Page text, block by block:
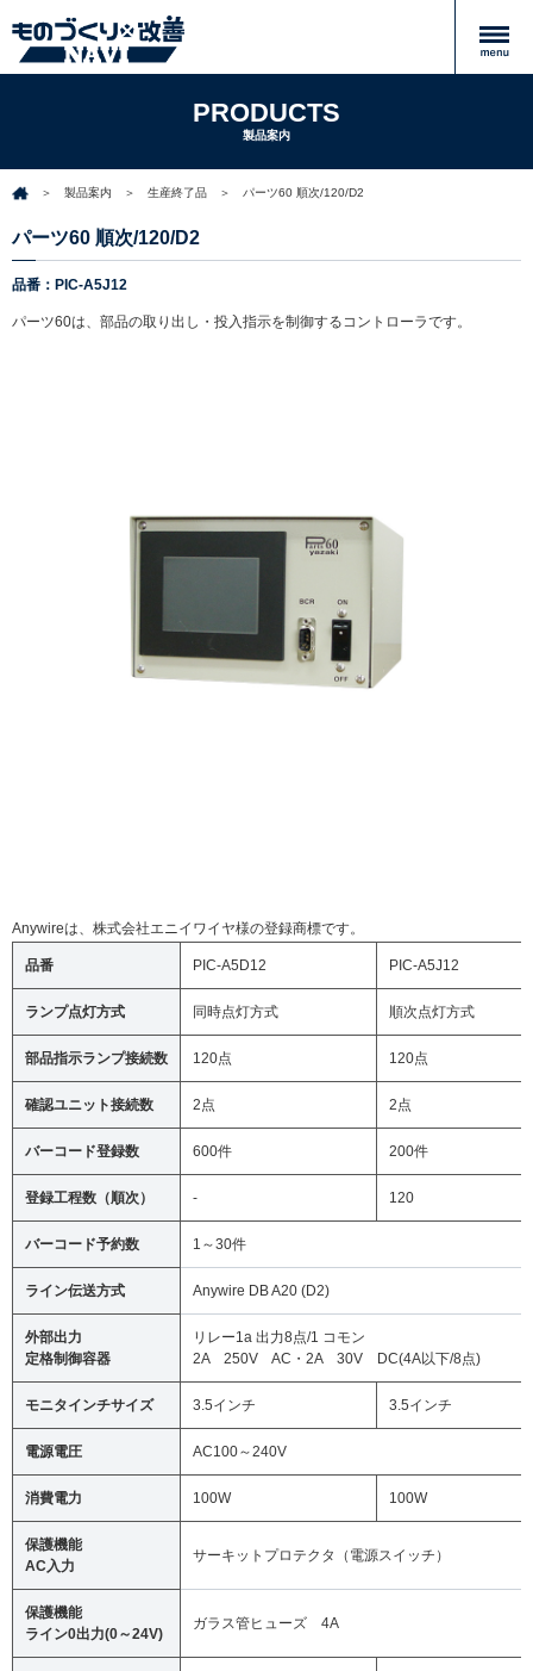
PRODUCTS
製品案内
製品案内 生産終了品 パーツ60 順次/120/D2
パーツ60 順次/120/D2
品番：PIC-A5J12
パーツ60は、部品の取り出し・投入指示を制御するコントローラです。
Anywireは、株式会社エニイワイヤ様の登録商標です。
品番 PIC-A5D12 PIC-A5J12
ランプ点灯方式 同時点灯方式 順次点灯方式
部品指示ランプ接続数 120点 120点
確認ユニット接続数 2点 2点
バーコード登録数 600件 200件
登録工程数（順次） - 120
バーコード予約数 1～30件
ライン伝送方式 Anywire DB A20 (D2)
外部出力
定格制御容器
リレー1a 出力8点/1 コモン
2A 250V AC・2A 30V DC(4A以下/8点)
モニタインチサイズ 3.5インチ 3.5インチ
電源電圧 AC100～240V
消費電力 100W 100W
保護機能
AC入力
サーキットプロテクタ（電源スイッチ）
保護機能
ライン0出力(0～24V)
ガラス管ヒューズ 4A